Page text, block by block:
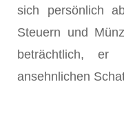
sich persönlich
Steuern und
beträcht­lich, er
ansehnlichen